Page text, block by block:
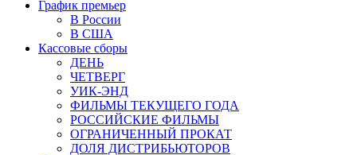
График премьер
В России
В США
Кассовые сборы
ДЕНЬ
ЧЕТВЕРГ
УИК-ЭНД
ФИЛЬМЫ ТЕКУЩЕГО ГОДА
РОССИЙСКИЕ ФИЛЬМЫ
ОГРАНИЧЕННЫЙ ПРОКАТ
ДОЛЯ ДИСТРИБЬЮТОРОВ